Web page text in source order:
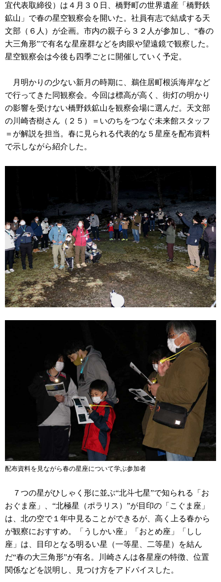
宜代表取締役）は４月３０日、橋野町の世界遺産「橋野鉄
鉱山」で春の星空観察会を開いた。社員有志で結成する天
文部（６人）が企画。市内の親子ら３２人が参加し、“春の
大三角形”で有名な星座群などを肉眼や望遠鏡で観察した。
星空観察会は今後も四季ごとに開催していく予定。
月明かりの少ない新月の時期に、鵜住居町根浜海岸など
で行ってきた同観察会。今回は標高が高く、街灯の明かり
の影響を受けない橋野鉄鉱山を観察会場に選んだ。天文部
の川崎杏樹さん（２５）＝いのちをつなぐ未来館スタッフ
＝が解説を担当。春に見られる代表的な５星座を配布資料
で示しながら紹介した。
配布資料を見ながら春の星座について学ぶ参加者
７つの星がひしゃく形に並ぶ“北斗七星”で知られる「お
おぐま座」、“北極星（ポラリス）”が目印の「こぐま座」
は、北の空で１年中見ることができるが、高く上る春から
が観察におすすめ。「うしかい座」「おとめ座」「しし
座」は、目印となる明るい星（一等星、二等星）を結ん
だ“春の大三角形”が有名。川崎さんは各星座の特徴、位置
関係などを説明し、見つけ方をアドバイスした。